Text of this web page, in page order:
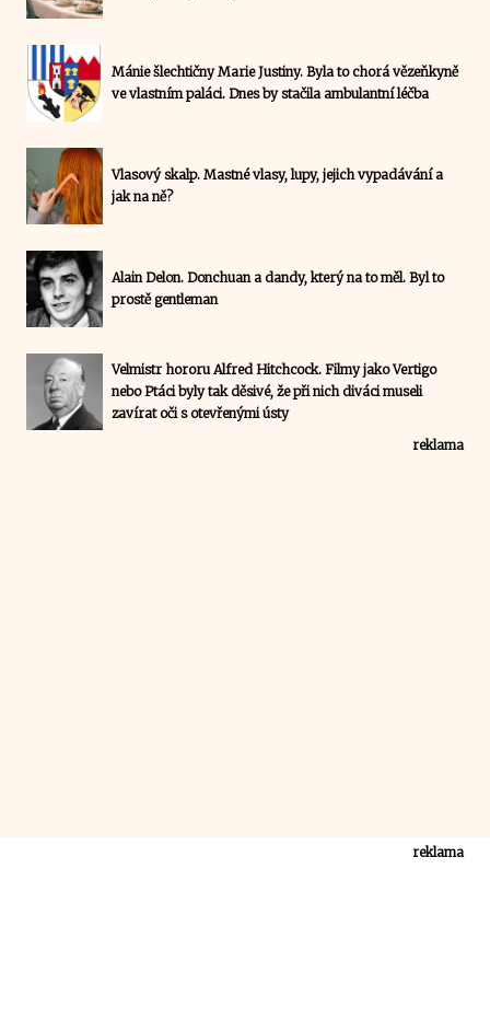
Mánie šlechtičny Marie Justiny. Byla to chorá vězeňkyně
ve vlastním paláci. Dnes by stačila ambulantní léčba
Vlasový skalp. Mastné vlasy, lupy, jejich vypadávání a
jak na ně?
Alain Delon. Donchuan a dandy, který na to měl. Byl to
prostě gentleman
Velmistr hororu Alfred Hitchcock. Filmy jako Vertigo
nebo Ptáci byly tak děsivé, že při nich diváci museli
zavírat oči s otevřenými ústy
reklama
reklama